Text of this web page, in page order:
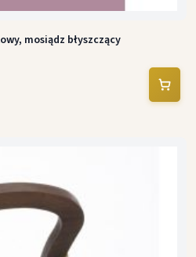
mosiądz błyszczący